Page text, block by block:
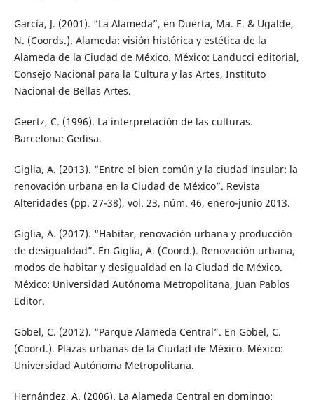
García, J. (2001). “La Alameda”, en Duerta, Ma. E. & Ugalde,
N. (Coords.). Alameda: visión histórica y estética de la
Alameda de la Ciudad de México. México: Landucci editorial,
Consejo Nacional para la Cultura y las Artes, Instituto
Nacional de Bellas Artes.
Geertz, C. (1996). La interpretación de las culturas.
Barcelona: Gedisa.
Giglia, A. (2013). “Entre el bien común y la ciudad insular: la
renovación urbana en la Ciudad de México”. Revista
Alteridades (pp. 27-38), vol. 23, núm. 46, enero-junio 2013.
Giglia, A. (2017). “Habitar, renovación urbana y producción
de desigualdad”. En Giglia, A. (Coord.). Renovación urbana,
modos de habitar y desigualdad en la Ciudad de México.
México: Universidad Autónoma Metropolitana, Juan Pablos
Editor.
Göbel, C. (2012). “Parque Alameda Central”. En Göbel, C.
(Coord.). Plazas urbanas de la Ciudad de México. México:
Universidad Autónoma Metropolitana.
Hernández, A. (2006). La Alameda Central en domingo: